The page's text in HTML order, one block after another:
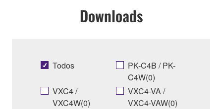
Downloads
Todos
PK-C4B / PK-
C4W(0)
VXC4 /
VXC4W(0)
VXC4-VA /
VXC4-VAW(0)